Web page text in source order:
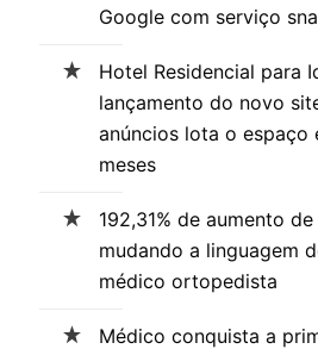
Google com serviço
Hotel Residencial para
lançamento do novo
anúncios lota o espaço
meses
192,31% de aumento
mudando a linguagem
médico ortopedista
Médico conquista a